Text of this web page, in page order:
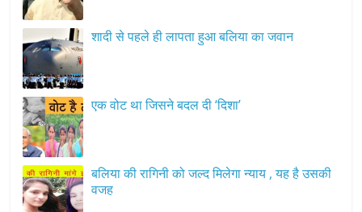
शादी से पहले ही लापता हुआ बलिया का जवान
एक वोट था जिसने बदल दी ‘दिशा’
बलिया की रागिनी को जल्द मिलेगा न्याय , यह है उसकी
वजह